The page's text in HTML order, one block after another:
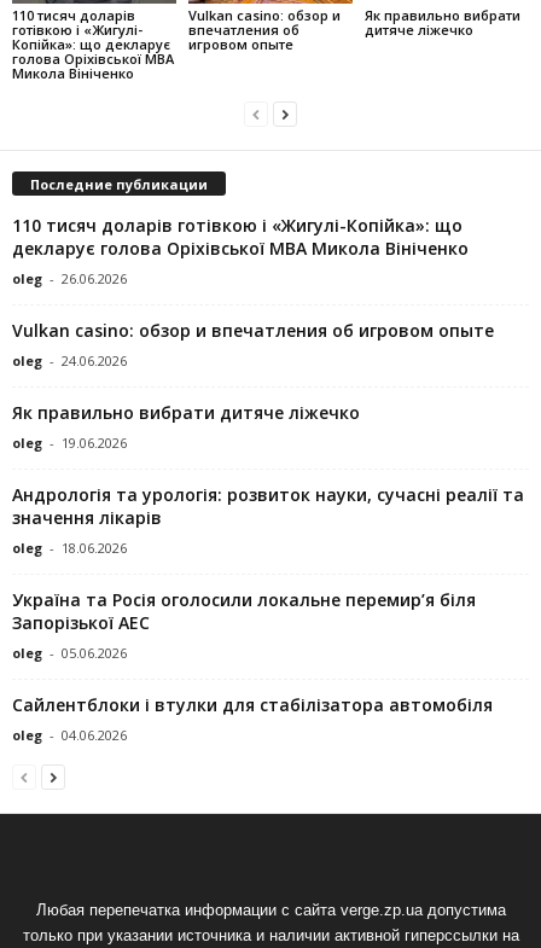
110 тисяч доларів
готівкою і «Жигулі-
Копійка»: що декларує
голова Оріхівської МВА
Микола Вініченко
Vulkan casino: обзор и
впечатления об
игровом опыте
Як правильно вибрати
дитяче ліжечко
Последние публикации
110 тисяч доларів готівкою і «Жигулі-Копійка»: що
декларує голова Оріхівської МВА Микола Вініченко
oleg - 26.06.2026
Vulkan casino: обзор и впечатления об игровом опыте
oleg - 24.06.2026
Як правильно вибрати дитяче ліжечко
oleg - 19.06.2026
Андрологія та урологія: розвиток науки, сучасні реалії та
значення лікарів
oleg - 18.06.2026
Україна та Росія оголосили локальне перемир’я біля
Запорізької АЕС
oleg - 05.06.2026
Сайлентблоки і втулки для стабілізатора автомобіля
oleg - 04.06.2026
Любая перепечатка информации с сайта verge.zp.ua допустима
только при указании источника и наличии активной гиперссылки на